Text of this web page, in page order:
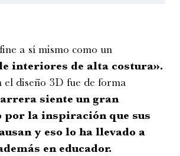
a sí mismo como un
interiores de alta costura».
el diseño 3D fue de forma
siente un gran
por la inspiración que sus
y eso lo ha llevado a
en educador.